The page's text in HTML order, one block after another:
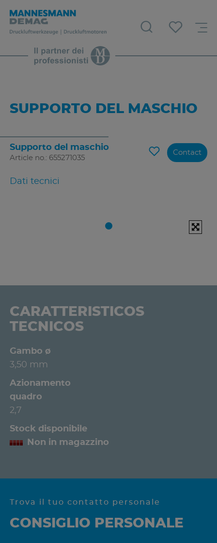
SUPPORTO DEL MASCHIO
Supporto del maschio
Article no.: 655271035
Dati tecnici
Contact
CARATTERISTICOS
TECNICOS
Gambo ø
3,50 mm
Azionamento
quadro
2,7
Stock disponibile
Non in magazzino
Trova il tuo contatto personale
CONSIGLIO PERSONALE